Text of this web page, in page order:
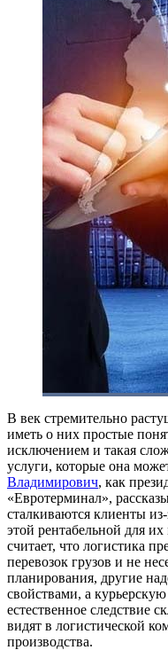
В век стремительно
иметь о них простые
исключением и такая
услуги, которые она
Владимирович, как
«Евротерминал»,
сталкиваются клиенты
этой рентабельной для
считает, что логистика
перевозок грузов и не
планирования, другие
свойствами, а
естественное следствие
видят в логистической
производства.